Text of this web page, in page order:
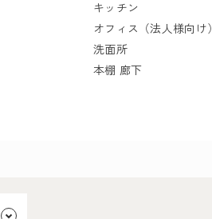
キッチン
オフィス（法人様向け）
洗面所
本棚 廊下